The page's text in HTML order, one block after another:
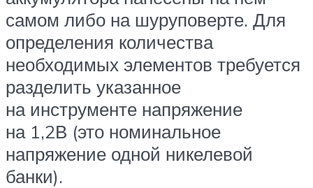
самом либо на шуруповерте. Для
определения количества
необходимых элементов требуется
разделить указанное
на инструменте напряжение
на 1,2В (это номинальное
напряжение одной никелевой
банки).